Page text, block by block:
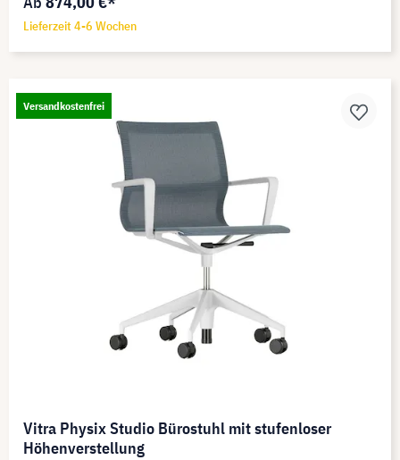
Lieferzeit 4-6 Wochen
Versandkostenfrei
Vitra Physix Studio Bürostuhl mit stufenloser
Höhenverstellung